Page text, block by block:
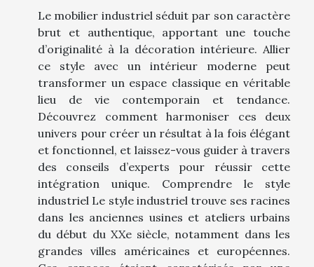
Le mobilier industriel séduit par son caractère
brut et authentique, apportant une touche
d’originalité à la décoration intérieure. Allier
ce style avec un intérieur moderne peut
transformer un espace classique en véritable
lieu de vie contemporain et tendance.
Découvrez comment harmoniser ces deux
univers pour créer un résultat à la fois élégant
et fonctionnel, et laissez-vous guider à travers
des conseils d’experts pour réussir cette
intégration unique. Comprendre le style
industriel Le style industriel trouve ses racines
dans les anciennes usines et ateliers urbains
du début du XXe siècle, notamment dans les
grandes villes américaines et européennes.